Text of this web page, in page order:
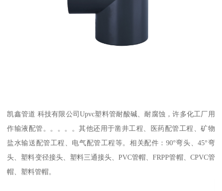
凯鑫管道 科技有限公司Upvc塑料管耐酸碱、耐腐蚀，许多化工厂用
作输液配管。。。。。其他还用于凿井工程、医药配管工程、矿物
盐水输送配管工程、电气配管工程等。相关配件：90°弯头、45°弯
头、塑料变径接头、塑料三通接头、PVC管帽、FRPP管帽、CPVC管
帽、塑料管帽。